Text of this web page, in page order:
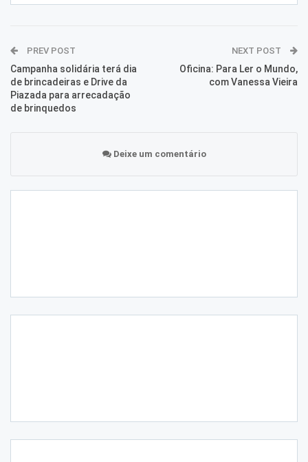
PREV POST
Campanha solidária terá dia
de brincadeiras e Drive da
Piazada para arrecadação
de brinquedos
NEXT POST
Oficina: Para Ler o Mundo,
com Vanessa Vieira
Deixe um comentário